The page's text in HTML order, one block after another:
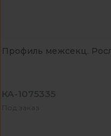
Профиль межсекц.
КА-1075335
Под заказ